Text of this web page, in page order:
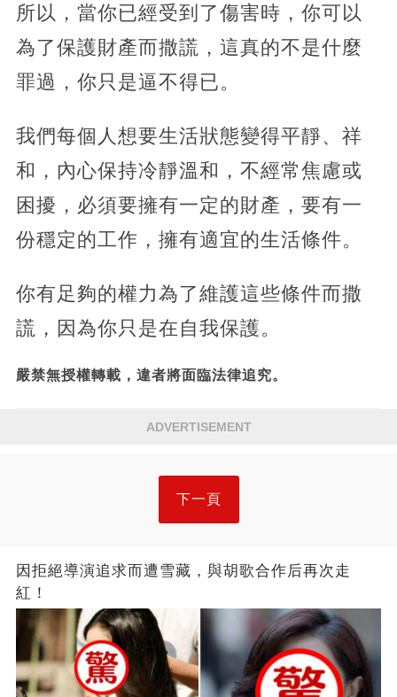
所以，當你已經受到了傷害時，你可以
為了保護財產而撒謊，這真的不是什麼
罪過，你只是逼不得已。
我們每個人想要生活狀態變得平靜、祥
和，內心保持冷靜溫和，不經常焦慮或
困擾，必須要擁有一定的財產，要有一
份穩定的工作，擁有適宜的生活條件。
你有足夠的權力為了維護這些條件而撒
謊，因為你只是在自我保護。
嚴禁無授權轉載，違者將面臨法律追究。
ADVERTISEMENT
下一頁
因拒絕導演追求而遭雪藏，與胡歌合作后再次走
紅！